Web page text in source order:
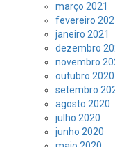
março 2021
fevereiro
janeiro 2021
dezembro
novembro
outubro 2020
setembro
agosto 2020
julho 2020
junho 2020